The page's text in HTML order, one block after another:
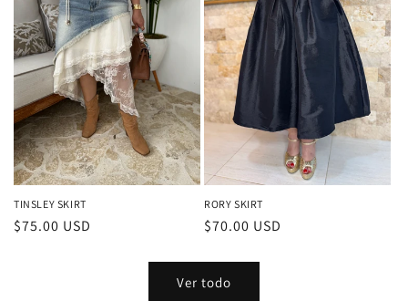
TINSLEY SKIRT
Precio
$75.00 USD
RORY SKIRT
Precio
$70.00 USD
Ver todo